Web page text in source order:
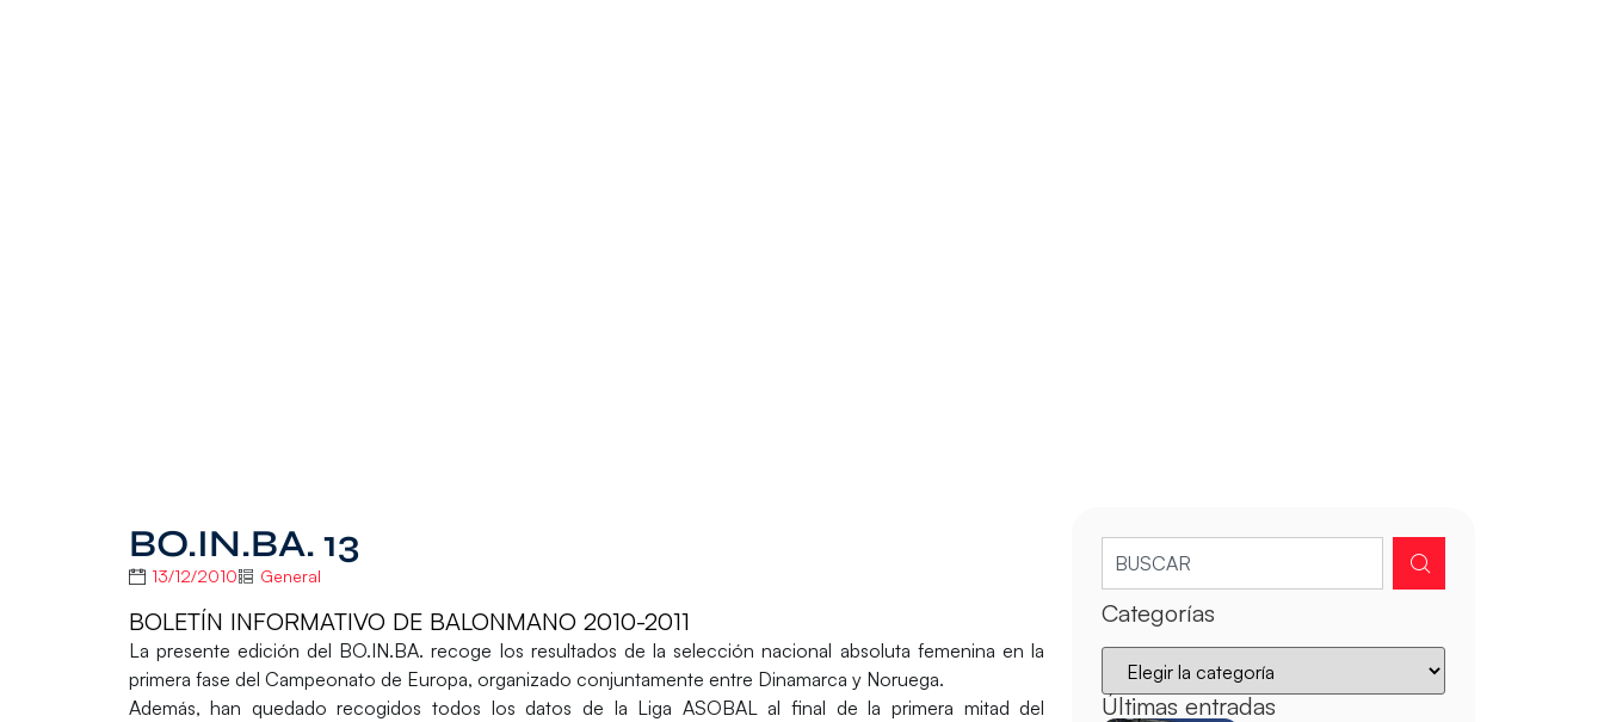
BO.IN.BA. 13
13/12/2010 General
BOLETÍN INFORMATIVO DE BALONMANO 2010-2011
La presente edición del BO.IN.BA. recoge los resultados de la selección nacional absoluta femenina en la
primera fase del Campeonato de Europa, organizado conjuntamente entre Dinamarca y Noruega.
Además, han quedado recogidos todos los datos de la Liga ASOBAL al final de la primera mitad del
Categorías
Últimas entradas